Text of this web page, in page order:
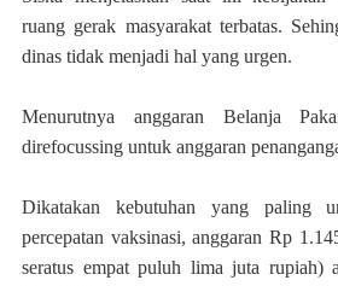
ruang gerak masyarakat terbatas.
dinas tidak menjadi hal yang urgen.
Menurutnya anggaran Belanja
direfocussing untuk anggaran
Dikatakan kebutuhan yang paling
percepatan vaksinasi, anggaran Rp
seratus empat puluh lima juta rupiah)